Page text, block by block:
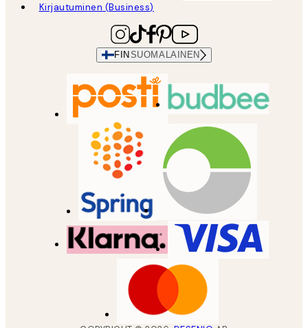
Kirjautuminen (Business)
FIN SUOMALAINEN